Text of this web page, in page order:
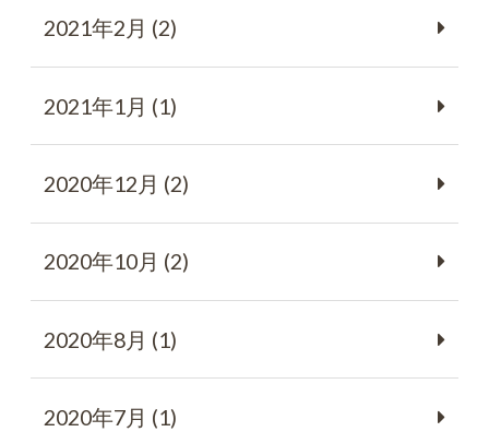
2021年2月 (2)
2021年1月 (1)
2020年12月 (2)
2020年10月 (2)
2020年8月 (1)
2020年7月 (1)